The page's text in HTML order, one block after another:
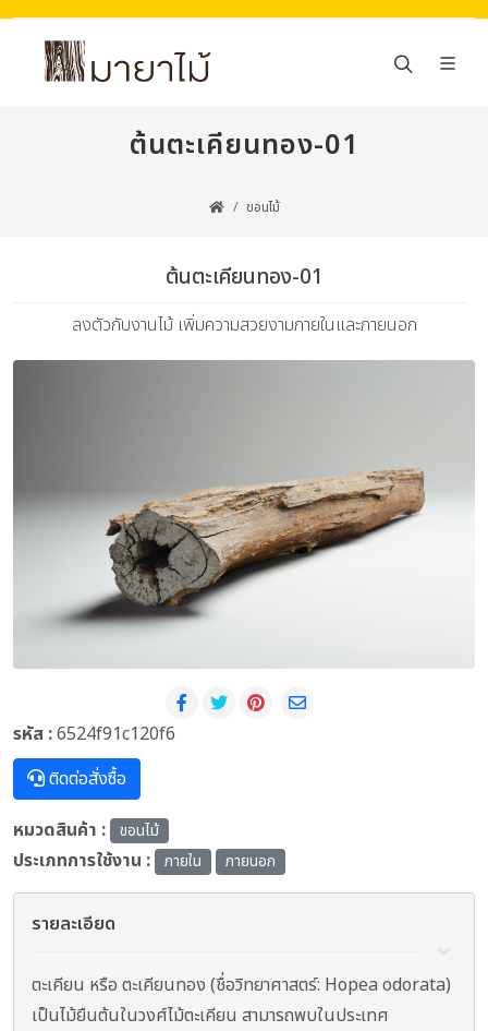
ต้นตะเคียนทอง-01
ขอนไม้
ต้นตะเคียนทอง-01
ลงตัวกับงานไม้ เพิ่มความสวยงามภายในและภายนอก
รหัส :6524f91c120f6
ติดต่อสั่งซื้อ
หมวดสินค้า :
ขอนไม้
ประเภทการใช้งาน : ภายใน ภายนอก
รายละเอียด
ตะเคียน หรือ ตะเคียนทอง (ชื่อวิทยาศาสตร์: Hopea odorata)
เป็นไม้ยืนต้นในวงศ์ไม้ตะเคียน สามารถพบในประเทศ